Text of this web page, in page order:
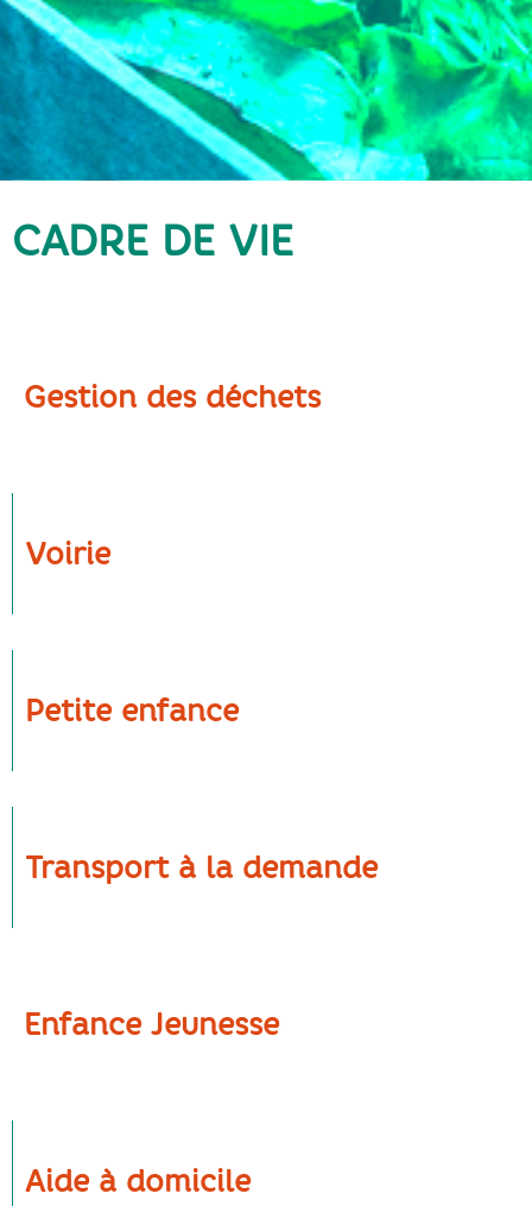
CADRE DE VIE
Gestion des déchets
Voirie
Petite enfance
Transport à la demande
Enfance Jeunesse
Aide à domicile